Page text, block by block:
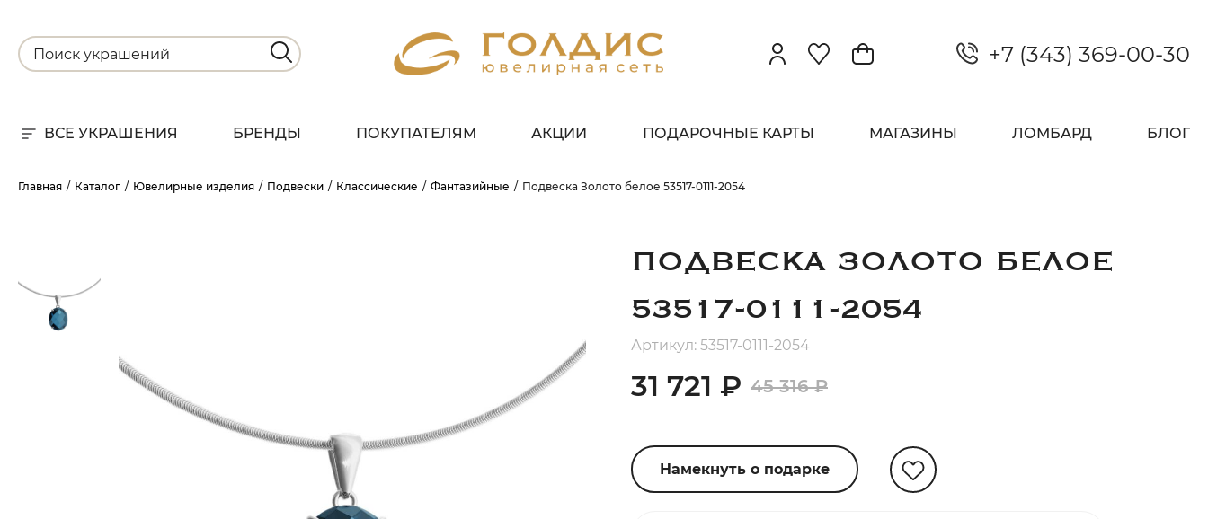
+7 (343) 369-00-30
ВСЕ УКРАШЕНИЯ БРЕНДЫ ПОКУПАТЕЛЯМ АКЦИИ ПОДАРОЧНЫЕ КАРТЫ МАГАЗИНЫ ЛОМБАРД БЛОГ
Главная Каталог Ювелирные изделия Подвески Классические Фантазийные Подвеска Золото белое 53517-0111-2054
ПОДВЕСКА ЗОЛОТО БЕЛОЕ
53517-0111-2054
Артикул: 53517-0111-2054
31 721 ₽ 45 316 ₽
Намекнуть о подарке
БЕЗ ПЕРЕПЛАТ